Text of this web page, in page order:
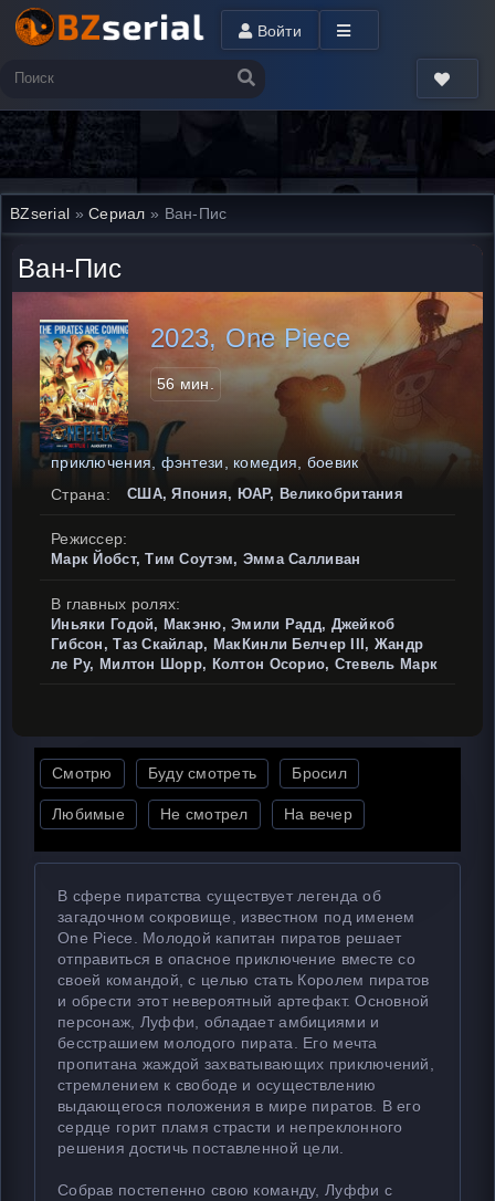
Войти
BZserial »Сериал » Ван-Пис
Ван-Пис
2023, One Piece
56 мин.
приключения, фэнтези, комедия, боевик
Страна:
США, Япония, ЮАР, Великобритания
Режиссер:
Марк Йобст, Тим Соутэм, Эмма Салливан
В главных ролях:
Иньяки Годой, Макэню, Эмили Радд, Джейкоб
Гибсон, Таз Скайлар, МакКинли Белчер III, Жандр
ле Ру, Милтон Шорр, Колтон Осорио, Стевель Марк
Смотрю Буду смотреть Бросил
Любимые Не смотрел На вечер
В сфере пиратства существует легенда об
загадочном сокровище, известном под именем
One Piece. Молодой капитан пиратов решает
отправиться в опасное приключение вместе со
своей командой, с целью стать Королем пиратов
и обрести этот невероятный артефакт. Основной
персонаж, Луффи, обладает амбициями и
бесстрашием молодого пирата. Его мечта
пропитана жаждой захватывающих приключений,
стремлением к свободе и осуществлению
выдающегося положения в мире пиратов. В его
сердце горит пламя страсти и непреклонного
решения достичь поставленной цели.
Собрав постепенно свою команду, Луффи с